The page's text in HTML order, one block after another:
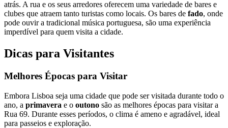
atrás. A rua e os seus arredores oferecem uma variedade de bares e
clubes que atraem tanto turistas como locais. Os bares de fado, onde
pode ouvir a tradicional música portuguesa, são uma experiência
imperdível para quem visita a cidade.
Dicas para Visitantes
Melhores Épocas para Visitar
Embora Lisboa seja uma cidade que pode ser visitada durante todo o
ano, a primavera e o outono são as melhores épocas para visitar a
Rua 69. Durante esses períodos, o clima é ameno e agradável, ideal
para passeios e exploração.